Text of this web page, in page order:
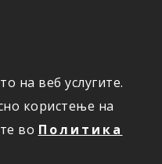
на веб услугите.
користење на
во Политика
ОНЛАЈН